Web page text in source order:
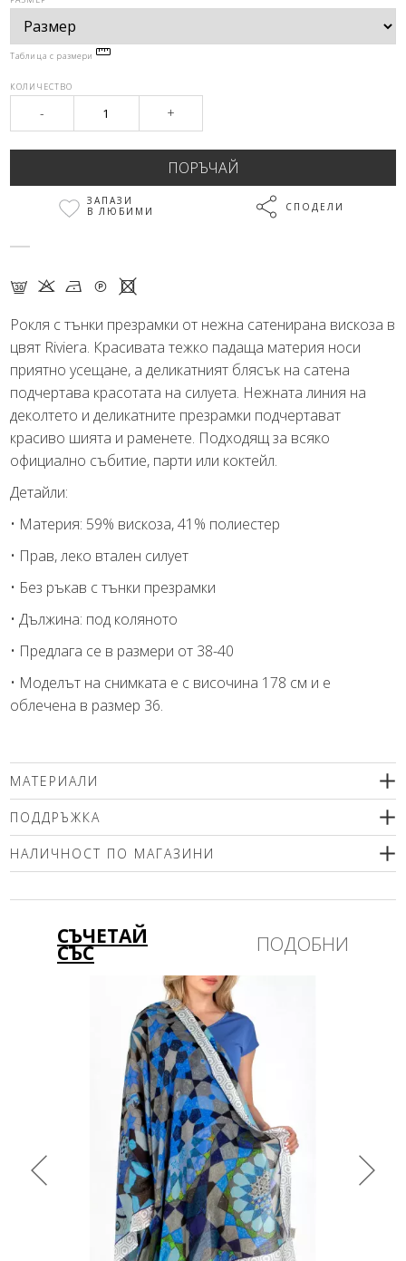
Таблица с размери
КОЛИЧЕСТВО
- +
ЗАПАЗИ
В ЛЮБИМИ
СПОДЕЛИ
G K N Q X
Рокля с тънки презрамки от нежна сатенирана вискоза в
цвят Riviera. Красивата тежко падаща материя носи
приятно усещане, а деликатният блясък на сатена
подчертава красотата на силуета. Нежната линия на
деколтето и деликатните презрамки подчертават
красиво шията и раменете. Подходящ за всяко
официално събитие, парти или коктейл.
Детайли:
• Материя: 59% вискоза, 41% полиестер
• Прав, леко втален силует
• Без ръкав с тънки презрамки
• Дължина: под коляното
• Предлага се в размери от 38-40
• Моделът на снимката е с височина 178 см и е
облечена в размер 36.
МАТЕРИАЛИ
ПОДДРЪЖКА
центрофугиране или химическо чистене. Използвайте меки
перилни препарати без избелващи компоненти или
НАЛИЧНОСТ ПО МАГАЗИНИ
СЪЧЕТАЙ
СЪС ПОДОБНИ